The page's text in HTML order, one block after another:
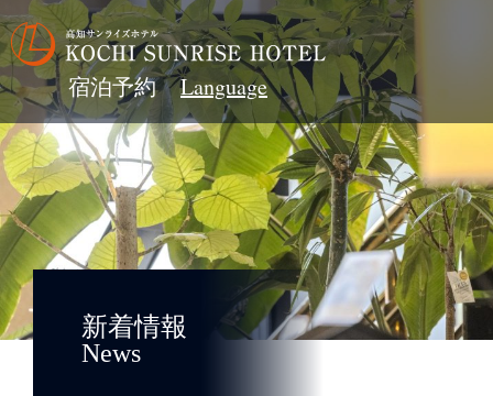
宿泊予約
新着情報
News